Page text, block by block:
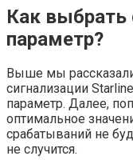
Как
параметр?
Выше мы
сигнализации
параметр. Далее,
оптимальное
срабатываний не
не случится.